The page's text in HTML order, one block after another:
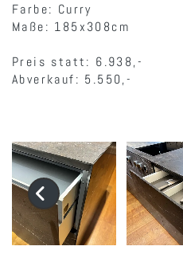
Farbe: Curry
Maße: 185x308cm
Preis statt: 6.938,-
Abverkauf: 5.550,-